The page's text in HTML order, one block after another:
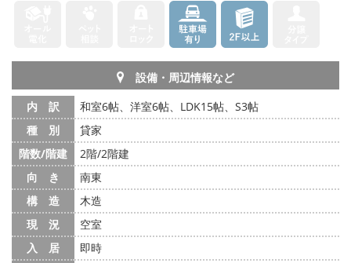
設備・周辺情報など
内 訳
和室6帖、洋室6帖、LDK15帖、S3帖
種 別
貸家
階数/階建
2階/2階建
向 き
南東
構 造
木造
現 況
空室
入 居
即時